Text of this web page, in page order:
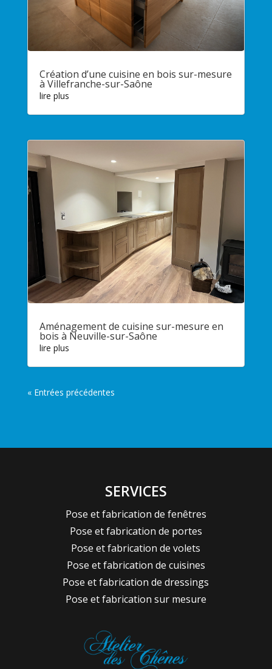
Création d’une cuisine en bois sur-mesure
à Villefranche-sur-Saône
lire plus
Aménagement de cuisine sur-mesure en
bois à Neuville-sur-Saône
lire plus
« Entrées précédentes
SERVICES
Pose et fabrication de fenêtres
Pose et fabrication de portes
Pose et fabrication de volets
Pose et fabrication de cuisines
Pose et fabrication de dressings
Pose et fabrication sur mesure